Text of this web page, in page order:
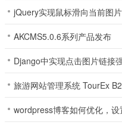
开始冒险。
4、发掘更多有趣的东西，让
会更棒的游戏。
自由人生模拟亮点
jQuery实现鼠标滑向当前图
AKCMS5.0.6系列产品发布
Django中实现点击图片链接
旅游网站管理系统 TourEx
wordpress博客如何优化，